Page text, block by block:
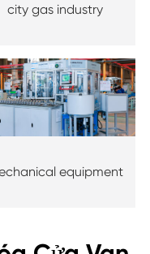
city gas industry
equipment